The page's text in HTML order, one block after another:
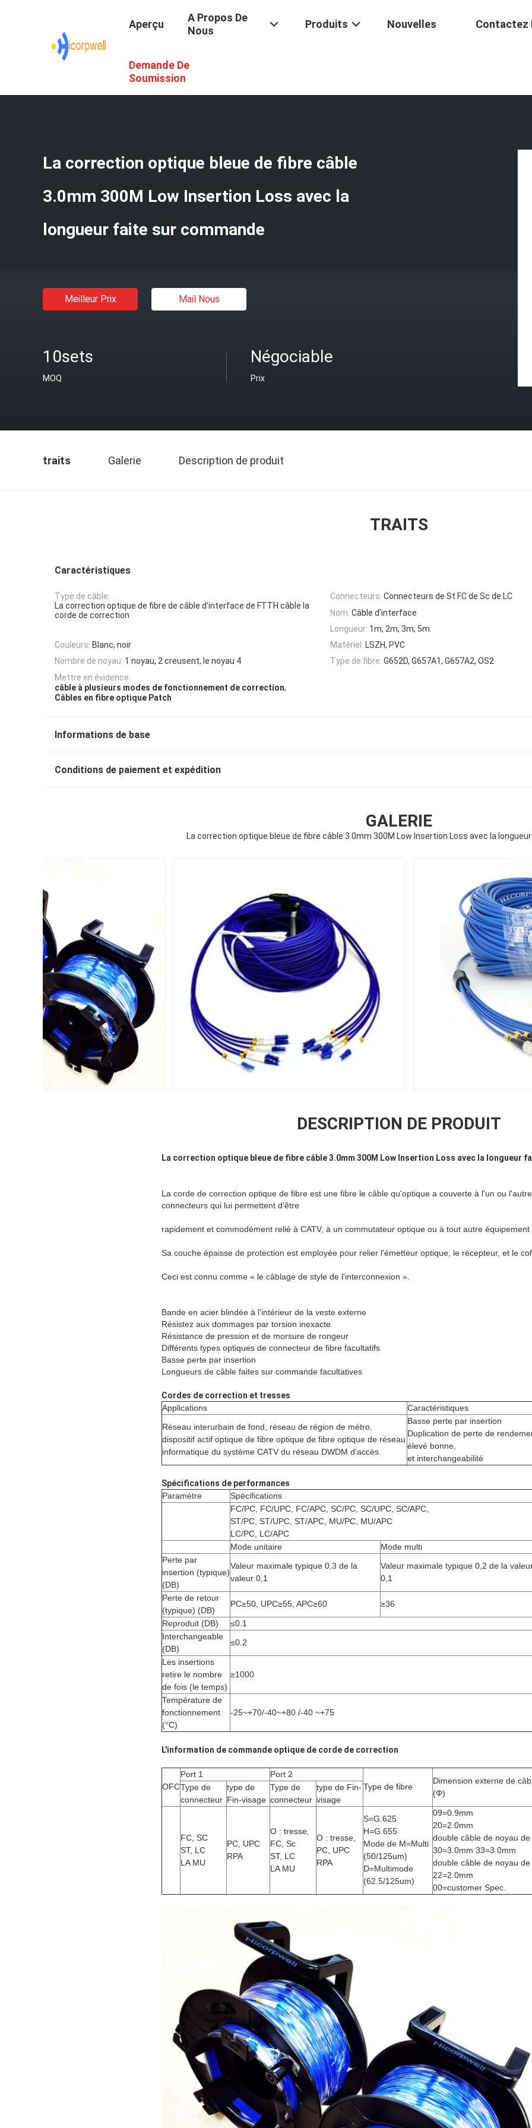
Aperçu
A Propos De
Nous
Produits Nouvelles Contactez
Demande De
Soumission
Câbles De Fibre Optique
La correction optique bleue de fibre câble
3.0mm 300M Low Insertion Loss avec la
longueur faite sur commande
Meilleur Prix Mail Nous
10sets
MOQ
Négociable
Prix
traits Galerie Description de produit
TRAITS
Caractéristiques
Type de câble:
La correction optique de fibre de câble d'interface de FTTH câble la
corde de correction
Connecteurs: Connecteurs de St FC de Sc de LC
Nom: Câble d'interface
Longueur: 1m, 2m, 3m, 5m.
Couleurs: Blanc, noir Matériel: LSZH, PVC
Nombre de noyau: 1 noyau, 2 creusent, le noyau 4 Type de fibre: G652D, G657A1, G657A2, OS2
Mettre en évidence:
câble à plusieurs modes de fonctionnement de correction,
Câbles en fibre optique Patch
Informations de base
Conditions de paiement et expédition
GALERIE
La correction optique bleue de fibre câble 3.0mm 300M Low Insertion Loss avec la
DESCRIPTION DE PRODUIT
La correction optique bleue de fibre câble 3.0mm 300M Low Insertion Loss avec la longueur
La corde de correction optique de fibre est une fibre le câble qu'optique a couverte à l'un ou
connecteurs qui lui permettent d'être
rapidement et commodément relié à CATV, à un commutateur optique ou à tout autre
Sa couche épaisse de protection est employée pour relier l'émetteur optique, le récepteur, et le
Ceci est connu comme « le câblage de style de l'interconnexion ».
Bande en acier blindée à l'intérieur de la veste externe
Résistez aux dommages par torsion inexacte
Résistance de pression et de morsure de rongeur
Différents types optiques de connecteur de fibre facultatifs
Basse perte par insertion
Longueurs de câble faites sur commande facultatives
Cordes de correction et tresses
Applications
Caractéristiques
Réseau interurbain de fond, réseau de région de métro,
dispositif actif optique de fibre optique de fibre optique de réseau
informatique du système CATV du réseau DWDM d'accès.
Basse perte par insertion
Duplication de perte de
élevé bonne,
et interchangeabilité
Spécifications de performances
Paramètre
Spécifications
FC/PC, FC/UPC, FC/APC, SC/PC, SC/UPC, SC/APC,
ST/PC, ST/UPC, ST/APC, MU/PC, MU/APC
LC/PC, LC/APC
Mode unitaire
Mode multi
Perte par
insertion (typique)
(DB)
Valeur maximale typique 0,3 de la
valeur 0,1
Valeur maximale typique 0,2 de la
0,1
Perte de retour
(typique) (DB)
PC≥50, UPC≥55, APC≥60 ≥36
Reproduit (DB)
≤0.1
Interchangeable
(DB)
≤0.2
Les insertions
retire le nombre
de fois (le temps)
≥1000
Température de
fonctionnement
(°C)
-25~+70/-40~+80 /-40 ~+75
L'information de commande optique de corde de correction
OFC
Port 1
Port 2
Type de fibre
Dimension externe de
(Φ)
Type de
connecteur
type de
Fin-visage
Type de
connecteur
type de Fin-
visage
FC, SC
ST, LC
LA MU
PC, UPC
RPA
O : tresse,
FC, Sc
ST, LC
LA MU
O : tresse,
PC, UPC
RPA
S=G.625
H=G.655
Mode de M=Multi
(50/125um)
D=Multimode
(62.5/125um)
09=0.9mm
20=2.0mm
double câble de noyau de
30=3.0mm 33=3.0mm
double câble de noyau de
22=2.0mm
00=customer Spec.